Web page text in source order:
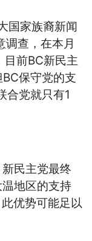
国家族裔新闻
调查，在本月
目前BC新民主
保守党的支
合党就只有1
民主党最终
地区的支持
优势可能足以